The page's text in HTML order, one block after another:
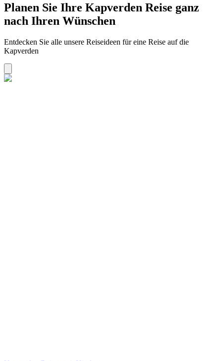
Planen Sie Ihre Kapverden Reise ganz
nach Ihren Wünschen
Entdecken Sie alle unsere Reiseideen für eine Reise auf die
Kapverden